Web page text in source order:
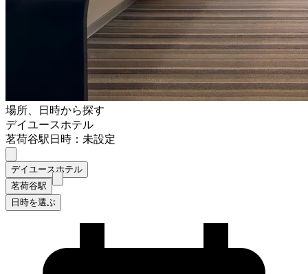
場所、日時から探す
デイユースホテル
茗荷谷駅日時：未設定
デイユースホテル
茗荷谷駅
日時を選ぶ